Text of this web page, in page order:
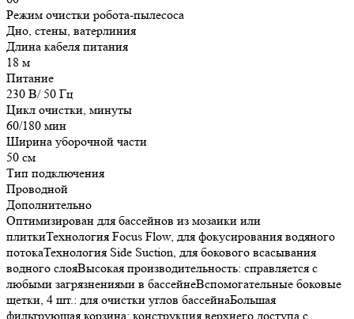
Режим очистки робота-пылесоса
Дно, стены, ватерлиния
Длина кабеля питания
18 м
Питание
230 В/ 50 Гц
Цикл очистки, минуты
60/180 мин
Ширина уборочной части
50 см
Тип подключения
Проводной
Дополнительно
Оптимизирован для бассейнов из мозаики или
плиткиТехнология Focus Flow, для фокусирования водяного
потокаТехнология Side Suction, для бокового всасывания
водного слояВысокая производительность: справляется с
любыми загрязнениями в бассейнеВспомогательные боковые
щетки, 4 шт.: для очистки углов бассейнаБольшая
фильтрующая корзина: конструкция верхнего доступа с